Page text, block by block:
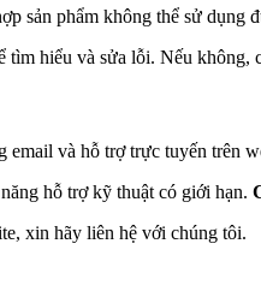
sản phẩm không thể sử dụng
hiểu và sửa lỗi. Nếu không,
và hỗ trợ trực tuyến trên
hỗ trợ kỹ thuật có giới hạn.
xin hãy liên hệ với chúng tôi.